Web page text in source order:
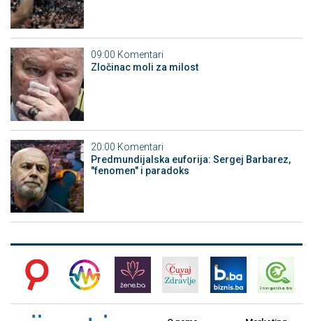
09:00 Komentari
Zločinac moli za milost
20:00 Komentari
Predmundijalska euforija: Sergej Barbarez,
"fenomen" i paradoks